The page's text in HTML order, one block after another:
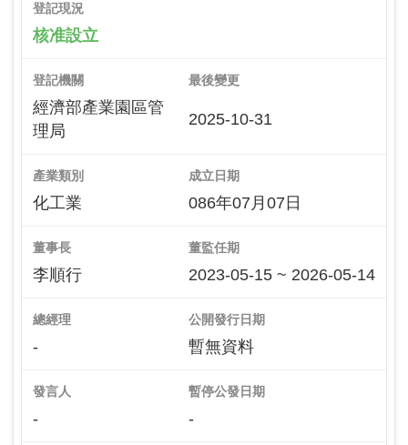
登記現況
核准設立
登記機關
經濟部產業園區管
理局
最後變更
2025-10-31
產業類別
化工業
成立日期
086年07月07日
董事長
李順行
董監任期
2023-05-15 ~ 2026-05-14
總經理
-
公開發行日期
暫無資料
發言人
-
暫停公發日期
-